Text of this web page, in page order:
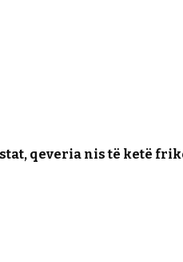
qeveria nis të ketë